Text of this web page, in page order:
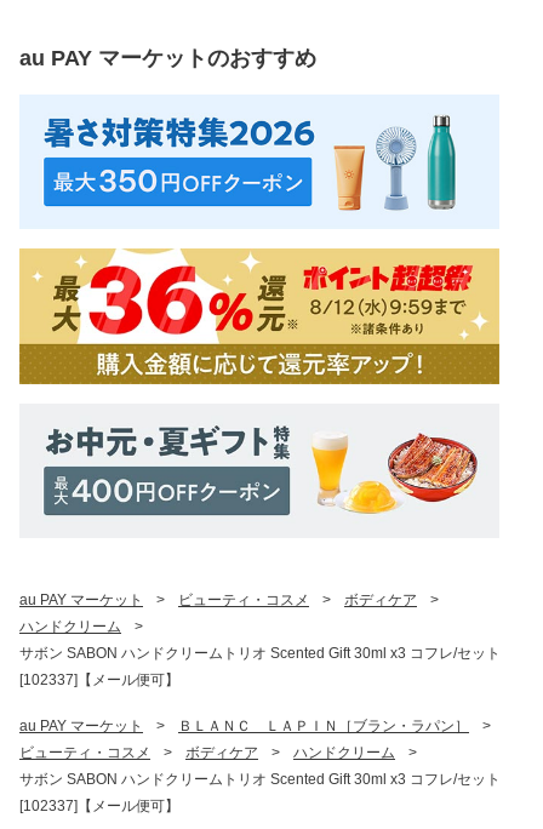
au PAY マーケットのおすすめ
au PAY マーケット > ビューティ・コスメ > ボディケア
>
ハンドクリーム
>
サボン SABON ハンドクリームトリオ Scented Gift 30ml x3 コフレ/セット
[102337]【メール便可】
au PAY マーケット > ＢＬＡＮＣ　ＬＡＰＩＮ［ブラン・ラパン］
>
ビューティ・コスメ
> ボディケア > ハンドクリーム
>
サボン SABON ハンドクリームトリオ Scented Gift 30ml x3 コフレ/セット
[102337]【メール便可】